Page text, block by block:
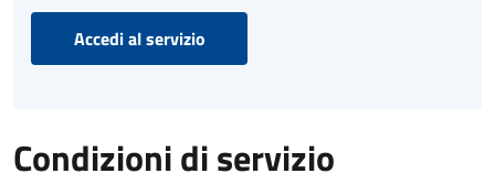
Accedi al servizio
Condizioni di servizio